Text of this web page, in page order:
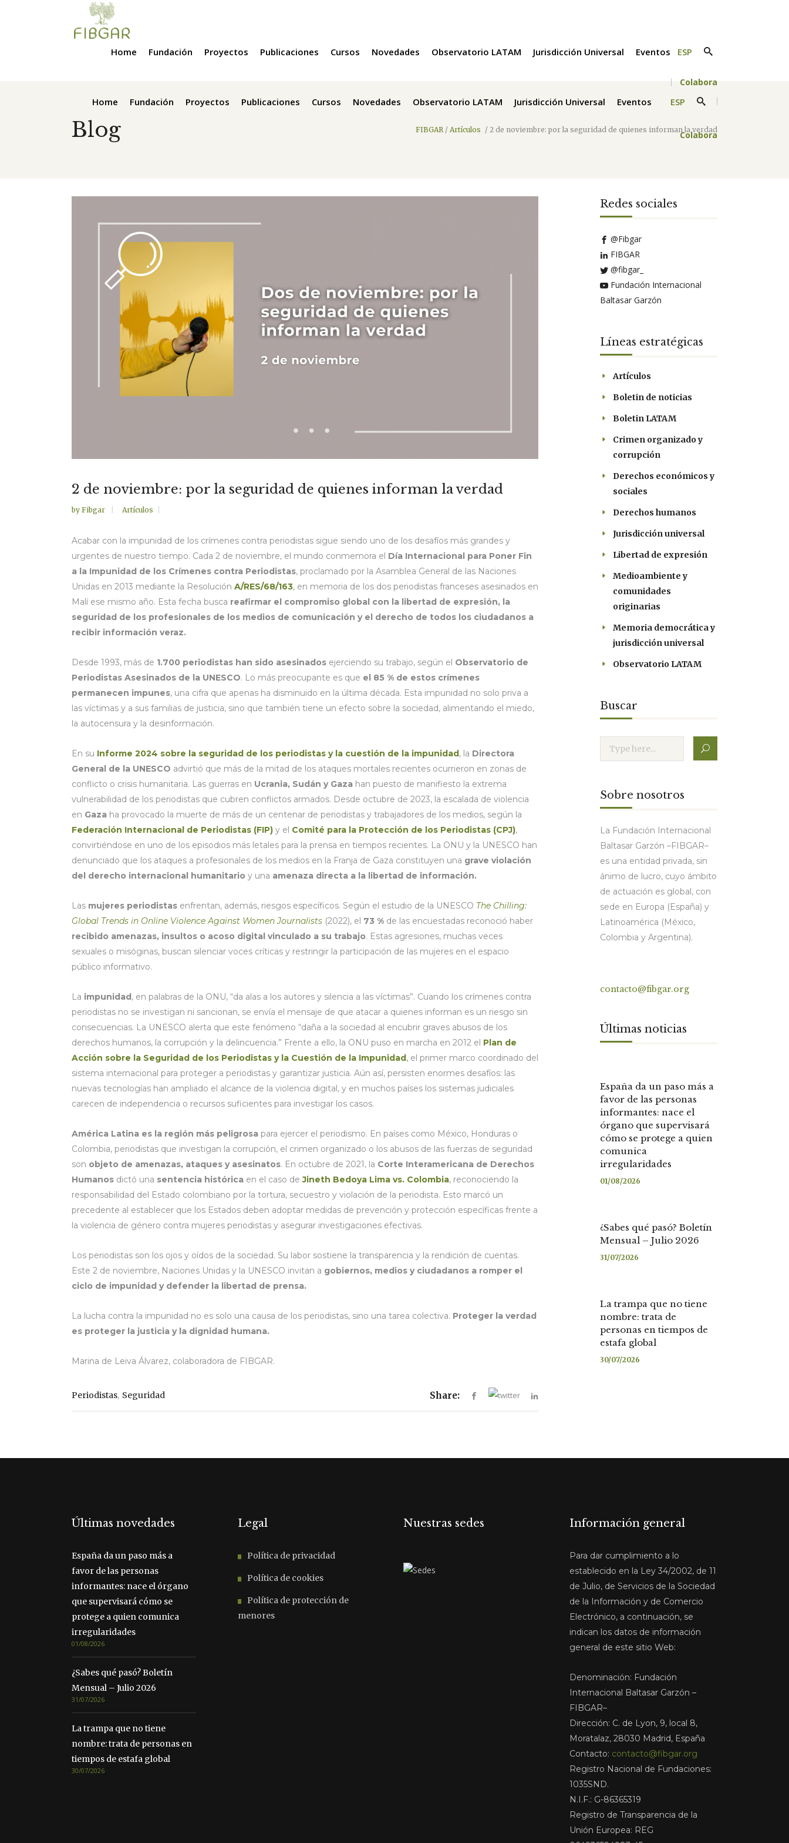
Home Fundación Proyectos Publicaciones Cursos Novedades Observatorio LATAM Jurisdicción Universal Eventos ESP
Colabora
Home Fundación Proyectos Publicaciones Cursos Novedades Observatorio LATAM Jurisdicción Universal Eventos ESP
Colabora
Blog FIBGAR / Artículos / 2 de noviembre: por la seguridad de quienes informan la verdad
2 de noviembre: por la seguridad de quienes informan la verdad
by Fibgar Artículos
Acabar con la impunidad de los crímenes contra periodistas sigue siendo uno de los desafíos más grandes y
urgentes de nuestro tiempo. Cada 2 de noviembre, el mundo conmemora el Día Internacional para Poner Fin
a la Impunidad de los Crímenes contra Periodistas, proclamado por la Asamblea General de las Naciones
Unidas en 2013 mediante la Resolución A/RES/68/163, en memoria de los dos periodistas franceses asesinados en
Malí ese mismo año. Esta fecha busca reafirmar el compromiso global con la libertad de expresión, la
seguridad de los profesionales de los medios de comunicación y el derecho de todos los ciudadanos a
recibir información veraz.
Desde 1993, más de 1.700 periodistas han sido asesinados ejerciendo su trabajo, según el Observatorio de
Periodistas Asesinados de la UNESCO. Lo más preocupante es que el 85 % de estos crímenes
permanecen impunes, una cifra que apenas ha disminuido en la última década. Esta impunidad no solo priva a
las víctimas y a sus familias de justicia, sino que también tiene un efecto sobre la sociedad, alimentando el miedo,
la autocensura y la desinformación.
En su Informe 2024 sobre la seguridad de los periodistas y la cuestión de la impunidad, la Directora
General de la UNESCO advirtió que más de la mitad de los ataques mortales recientes ocurrieron en zonas de
conflicto o crisis humanitaria. Las guerras en Ucrania, Sudán y Gaza han puesto de manifiesto la extrema
vulnerabilidad de los periodistas que cubren conflictos armados. Desde octubre de 2023, la escalada de violencia
en Gaza ha provocado la muerte de más de un centenar de periodistas y trabajadores de los medios, según la
Federación Internacional de Periodistas (FIP) y el Comité para la Protección de los Periodistas (CPJ),
convirtiéndose en uno de los episodios más letales para la prensa en tiempos recientes. La ONU y la UNESCO han
denunciado que los ataques a profesionales de los medios en la Franja de Gaza constituyen una grave violación
del derecho internacional humanitario y una amenaza directa a la libertad de información.
Las mujeres periodistas enfrentan, además, riesgos específicos. Según el estudio de la UNESCO The Chilling:
Global Trends in Online Violence Against Women Journalists (2022), el 73 % de las encuestadas reconoció haber
recibido amenazas, insultos o acoso digital vinculado a su trabajo. Estas agresiones, muchas veces
sexuales o misóginas, buscan silenciar voces críticas y restringir la participación de las mujeres en el espacio
público informativo.
La impunidad, en palabras de la ONU, “da alas a los autores y silencia a las víctimas”. Cuando los crímenes contra
periodistas no se investigan ni sancionan, se envía el mensaje de que atacar a quienes informan es un riesgo sin
consecuencias. La UNESCO alerta que este fenómeno “daña a la sociedad al encubrir graves abusos de los
derechos humanos, la corrupción y la delincuencia.” Frente a ello, la ONU puso en marcha en 2012 el Plan de
Acción sobre la Seguridad de los Periodistas y la Cuestión de la Impunidad, el primer marco coordinado del
sistema internacional para proteger a periodistas y garantizar justicia. Aún así, persisten enormes desafíos: las
nuevas tecnologías han ampliado el alcance de la violencia digital, y en muchos países los sistemas judiciales
carecen de independencia o recursos suficientes para investigar los casos.
América Latina es la región más peligrosa para ejercer el periodismo. En países como México, Honduras o
Colombia, periodistas que investigan la corrupción, el crimen organizado o los abusos de las fuerzas de seguridad
son objeto de amenazas, ataques y asesinatos. En octubre de 2021, la Corte Interamericana de Derechos
Humanos dictó una sentencia histórica en el caso deJineth Bedoya Lima vs. Colombia, reconociendo la
responsabilidad del Estado colombiano por la tortura, secuestro y violación de la periodista. Esto marcó un
precedente al establecer que los Estados deben adoptar medidas de prevención y protección específicas frente a
la violencia de género contra mujeres periodistas y asegurar investigaciones efectivas.
Los periodistas son los ojos y oídos de la sociedad. Su labor sostiene la transparencia y la rendición de cuentas.
Este 2 de noviembre, Naciones Unidas y la UNESCO invitan a gobiernos, medios y ciudadanos a romper el
ciclo de impunidad y defender la libertad de prensa.
La lucha contra la impunidad no es solo una causa de los periodistas, sino una tarea colectiva. Proteger la verdad
es proteger la justicia y la dignidad humana.
Marina de Leiva Álvarez, colaboradora de FIBGAR.
Periodistas, Seguridad Share:
Redes sociales
@Fibgar
FIBGAR
@fibgar_
Fundación Internacional
Baltasar Garzón
Líneas estratégicas
Artículos
Boletin de noticias
Boletin LATAM
Crimen organizado y
corrupción
Derechos económicos y
sociales
Derechos humanos
Jurisdicción universal
Libertad de expresión
Medioambiente y
comunidades
originarias
Memoria democrática y
jurisdicción universal
Observatorio LATAM
Buscar
Sobre nosotros
La Fundación Internacional
Baltasar Garzón –FIBGAR–
es una entidad privada, sin
ánimo de lucro, cuyo ámbito
de actuación es global, con
sede en Europa (España) y
Latinoamérica (México,
Colombia y Argentina).
contacto@fibgar.org
Últimas noticias
España da un paso más a
favor de las personas
informantes: nace el
órgano que supervisará
cómo se protege a quien
comunica
irregularidades
01/08/2026
¿Sabes qué pasó? Boletín
Mensual – Julio 2026
31/07/2026
La trampa que no tiene
nombre: trata de
personas en tiempos de
estafa global
30/07/2026
Últimas novedades
España da un paso más a
favor de las personas
informantes: nace el órgano
que supervisará cómo se
protege a quien comunica
irregularidades
01/08/2026
¿Sabes qué pasó? Boletín
Mensual – Julio 2026
31/07/2026
La trampa que no tiene
nombre: trata de personas en
tiempos de estafa global
30/07/2026
Legal
Política de privacidad
Política de cookies
Política de protección de
menores
Nuestras sedes Información general
Para dar cumplimiento a lo
establecido en la Ley 34/2002, de 11
de Julio, de Servicios de la Sociedad
de la Información y de Comercio
Electrónico, a continuación, se
indican los datos de información
general de este sitio Web:
Denominación: Fundación
Internacional Baltasar Garzón –
FIBGAR–
Dirección: C. de Lyon, 9, local 8,
Moratalaz, 28030 Madrid, España
Contacto: contacto@fibgar.org
Registro Nacional de Fundaciones:
1035SND.
N.I.F.: G-86365319
Registro de Transparencia de la
Unión Europea: REG